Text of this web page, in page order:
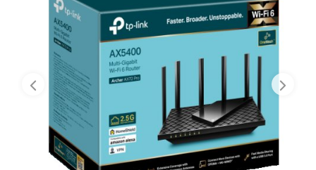
ДЛЯ БИЗНЕСА
ДЛЯ ОПЕРАТОРОВ СВЯЗИ
Избранное
Контакты